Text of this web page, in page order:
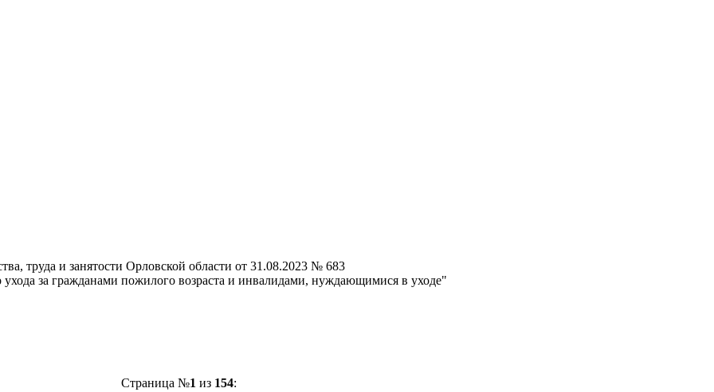
труда и занятости Орловской области от 31.08.2023 № 683
за гражданами пожилого возраста и инвалидами, нуждающимися в уходе"
Страница №1 из 154: